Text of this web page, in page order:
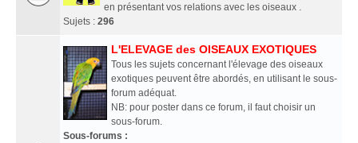
en présentant vos relations avec les oiseaux .
Sujets : 296
L'ELEVAGE des OISEAUX EXOTIQUES
Tous les sujets concernant l'élevage des oiseaux
exotiques peuvent être abordés, en utilisant le sous-
forum adéquat.
NB: pour poster dans ce forum, il faut choisir un
sous-forum.
Sous-forums :